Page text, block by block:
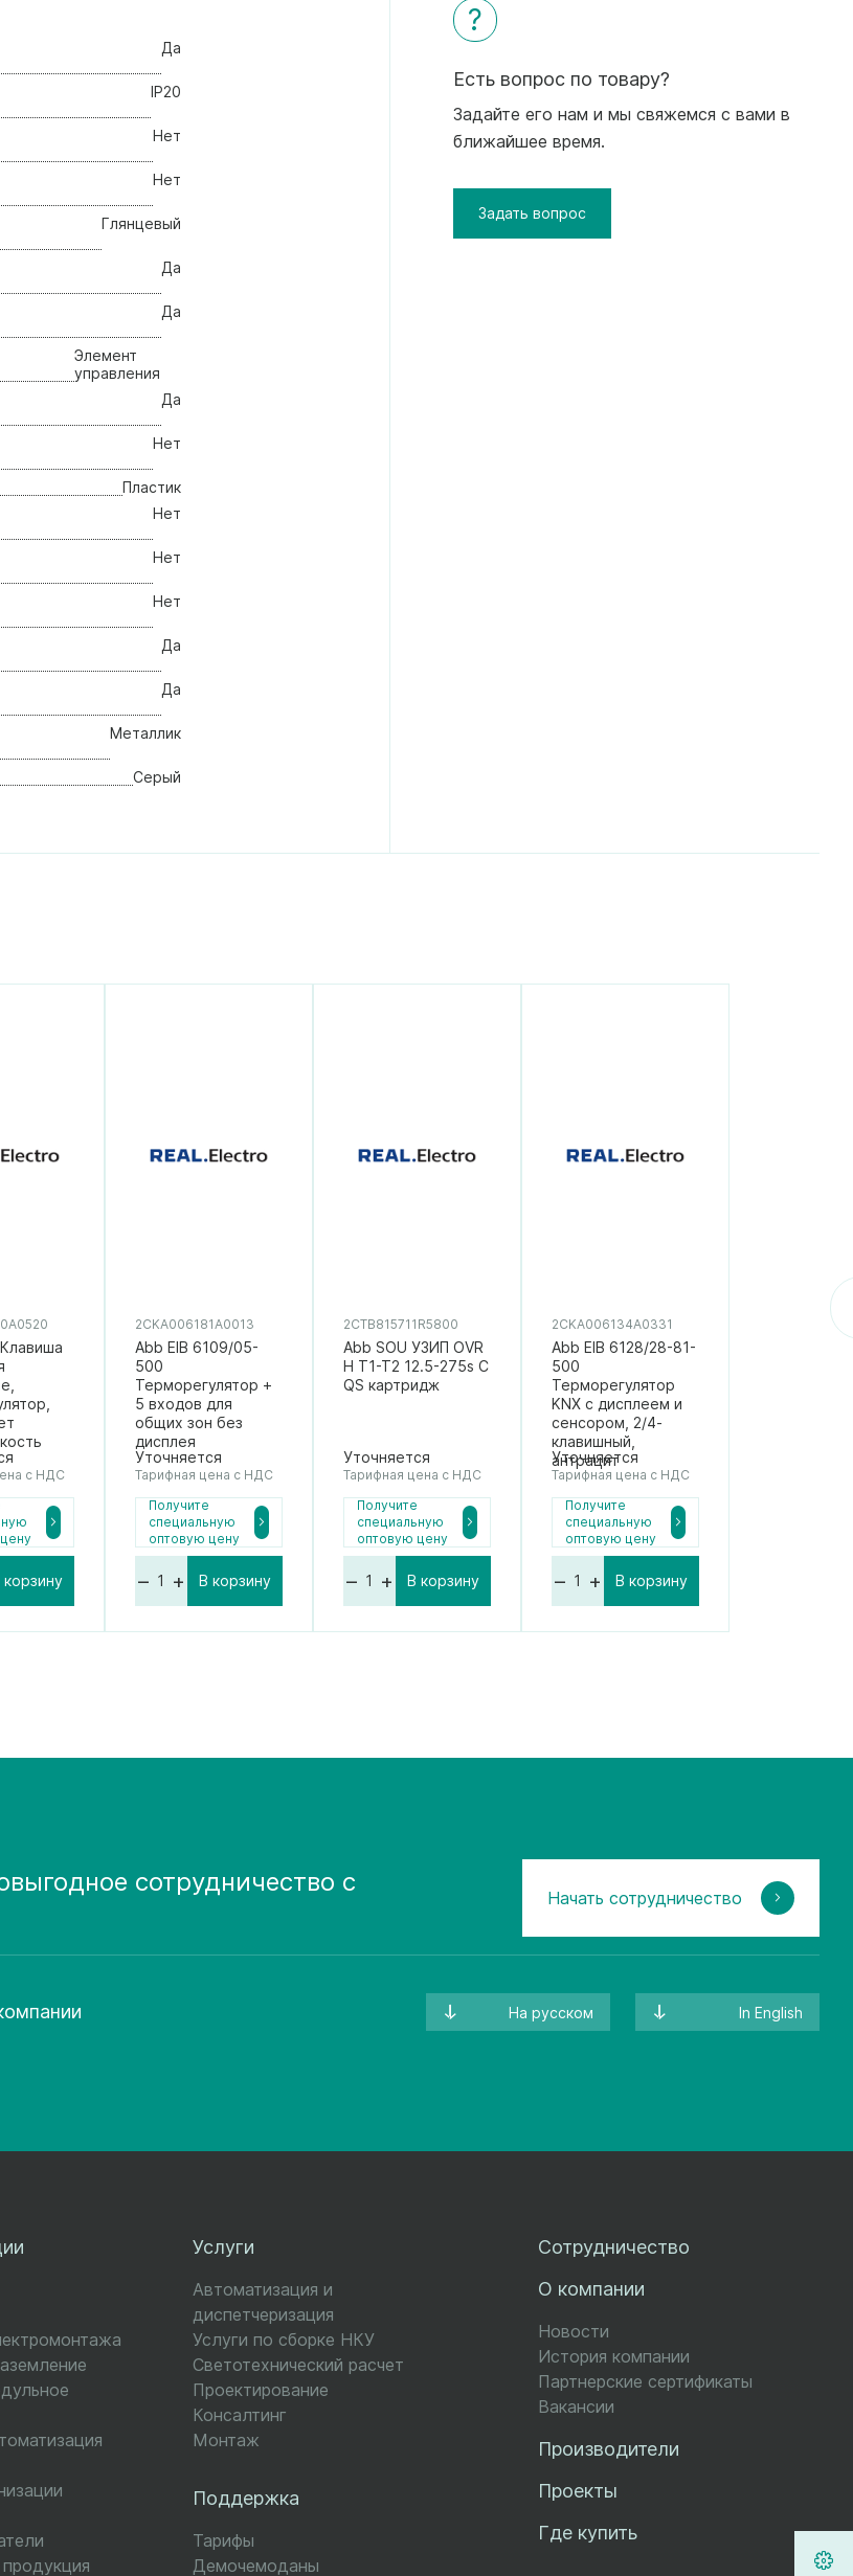
Да
IP20
Нет
Нет
Глянцевый
Да
Да
Элемент
управления
Да
Нет
Пластик
Нет
Нет
Нет
Да
Да
Металлик
Серый
?
Есть вопрос по товару?
Задайте его нам и мы свяжемся с вами в
ближайшее время.
Задать вопрос
с НДС
корзину
2CKA006181A0013
Abb EIB 6109/05-
500
Терморегулятор +
5 входов для
общих зон без
дисплея
Уточняется
Тарифная цена с НДС
Получите
специальную
оптовую цену
– + В корзину
2CTB815711R5800
Abb SOU УЗИП OVR
H T1-T2 12.5-275s C
QS картридж
Уточняется
Тарифная цена с НДС
Получите
специальную
оптовую цену
– + В корзину
2CKA006134A0331
Abb EIB 6128/28-81-
500
Терморегулятор
KNX с дисплеем и
сенсором, 2/4-
клавишный,
антрацит
Уточняется
Тарифная цена с НДС
Получите
специальную
оптовую цену
– + В корзину
сотрудничество с
Начать сотрудничество
На русском In English
Услуги
Автоматизация и
диспетчеризация
Услуги по сборке НКУ
Светотехнический расчет
Проектирование
Консалтинг
Монтаж
Поддержка
Тарифы
Демочемоданы
Сотрудничество
О компании
Новости
История компании
Партнерские сертификаты
Вакансии
Производители
Проекты
Где купить